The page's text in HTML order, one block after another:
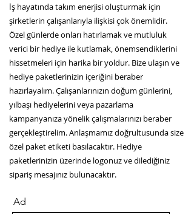
Ad
İş hayatında takım enerjisi oluşturmak için
şirketlerin çalışanlarıyla ilişkisi çok önemlidir.
Özel günlerde onları hatırlamak ve mutluluk
verici bir hediye ile kutlamak, önemsendiklerini
hissetmeleri için harika bir yoldur. Bize ulaşın ve
hediye paketlerinizin içeriğini beraber
hazırlayalım. Çalışanlarınızın doğum günlerini,
yılbaşı hediyelerini veya pazarlama
kampanyanıza yönelik çalışmalarınızı beraber
gerçekleştirelim. Anlaşmamız doğrultusunda size
özel paket etiketi basılacaktır. Hediye
paketlerinizin üzerinde logonuz ve dilediğiniz
sipariş mesajınız bulunacaktır.